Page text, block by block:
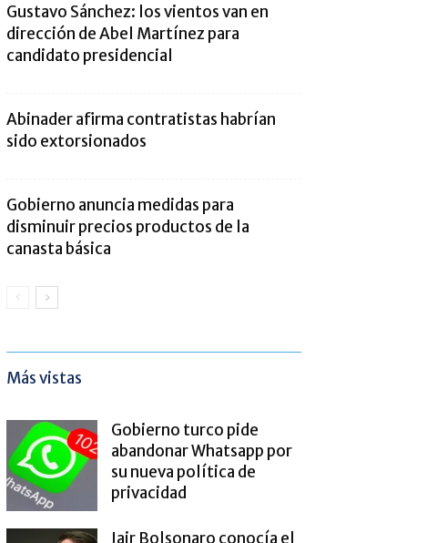
Gustavo Sánchez: los vientos van en
dirección de Abel Martínez para
candidato presidencial
Abinader afirma contratistas habrían
sido extorsionados
Gobierno anuncia medidas para
disminuir precios productos de la
canasta básica
Más vistas
Gobierno turco pide
abandonar Whatsapp por
su nueva política de
privacidad
Jair Bolsonaro conocía el